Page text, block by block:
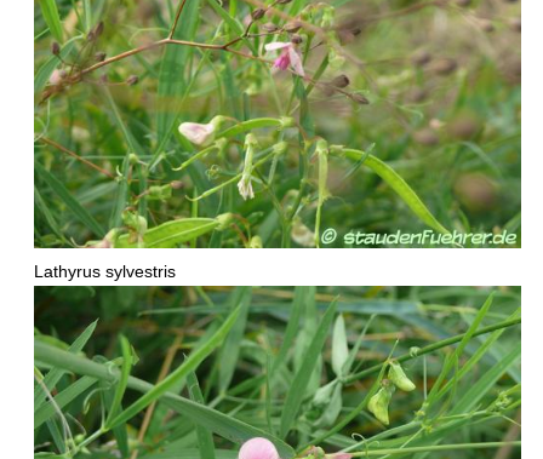
Lathyrus sylvestris